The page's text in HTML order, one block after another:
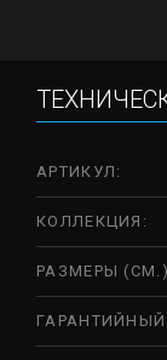
АРТИКУЛ:
КОЛЛЕКЦИЯ:
РАЗМЕРЫ
ГАРАНТИЙНЫЙ